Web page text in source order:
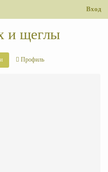
Вход
и щеглы
Профиль